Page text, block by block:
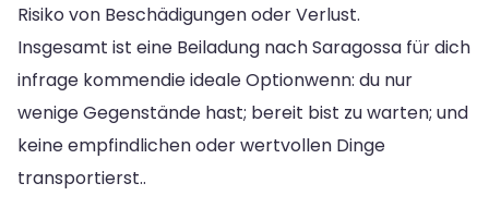
Risiko von Beschädigungen oder Verlust.
Insgesamt ist eine Beiladung nach Saragossa für dich
infrage kommendie ideale Optionwenn: du nur
wenige Gegenstände hast; bereit bist zu warten; und
keine empfindlichen oder wertvollen Dinge
transportierst..